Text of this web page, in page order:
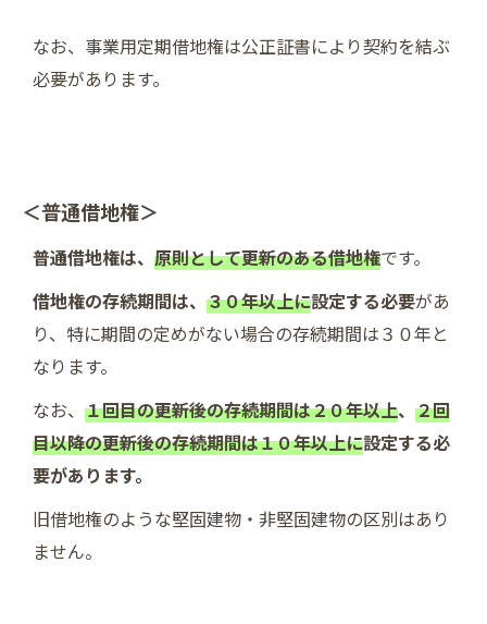
なお、事業用定期借地権は公正証書により契約を結ぶ
必要があります。
＜普通借地権＞
普通借地権は、 原則として更新のある借地権です。
借地権の存続期間は、 ３０年以上に設定する必要があ
り、特に期間の定めがない場合の存続期間は３０年と
なります。
なお、 １回目の更新後の存続期間は２０年以上、 ２回
目以降の更新後の存続期間は１０年以上に設定する必
要があります。
旧借地権のような堅固建物・非堅固建物の区別はあり
ません。